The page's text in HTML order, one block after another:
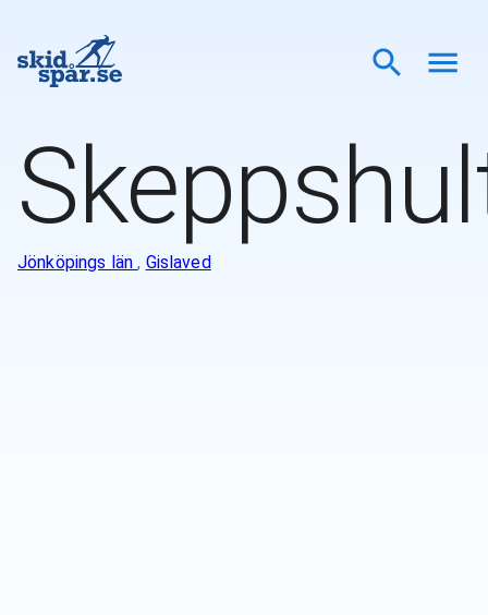
Jönköpings län, Gislaved